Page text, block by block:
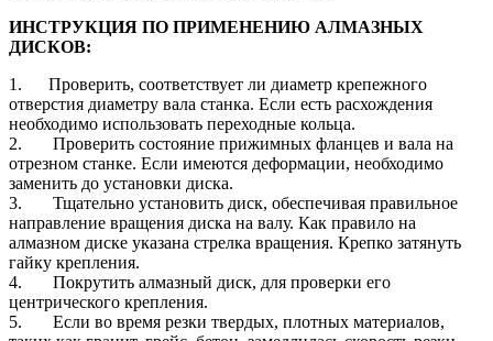
ИНСТРУКЦИЯ ПО ПРИМЕНЕНИЮ АЛМАЗНЫХ
ДИСКОВ:
1. Проверить, соответствует ли диаметр крепежного
отверстия диаметру вала станка. Если есть расхождения
необходимо использовать переходные кольца.
2. Проверить состояние прижимных фланцев и вала на
отрезном станке. Если имеются деформации, необходимо
заменить до установки диска.
3. Тщательно установить диск, обеспечивая правильное
направление вращения диска на валу. Как правило на
алмазном диске указана стрелка вращения. Крепко затянуть
гайку крепления.
4. Покрутить алмазный диск, для проверки его
центрического крепления.
5. Если во время резки твердых, плотных материалов,